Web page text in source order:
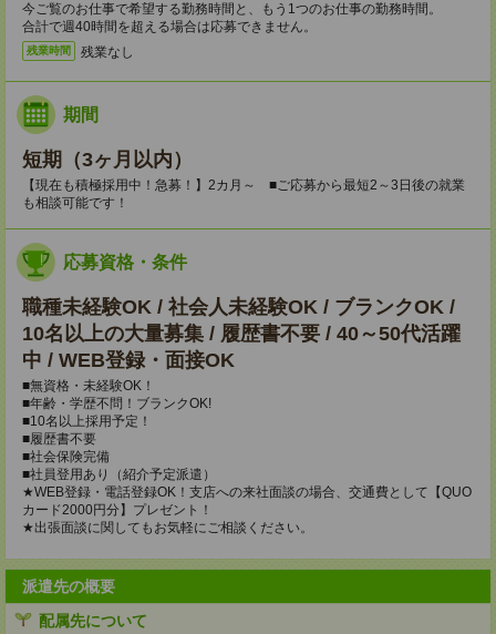
今ご覧のお仕事で希望する勤務時間と、もう1つのお仕事の勤務時間。
合計で週40時間を超える場合は応募できません。
残業時間 残業なし
期間
短期（3ヶ月以内）
【現在も積極採用中！急募！】2カ月～ ■ご応募から最短2～3日後の就業
も相談可能です！
応募資格・条件
職種未経験OK / 社会人未経験OK / ブランクOK /
10名以上の大量募集 / 履歴書不要 / 40～50代活躍
中 / WEB登録・面接OK
■無資格・未経験OK！
■年齢・学歴不問！ブランクOK!
■10名以上採用予定！
■履歴書不要
■社会保険完備
■社員登用あり（紹介予定派遣）
★WEB登録・電話登録OK！支店への来社面談の場合、交通費として【QUO
カード2000円分】プレゼント！
★出張面談に関してもお気軽にご相談ください。
派遣先の概要
配属先について